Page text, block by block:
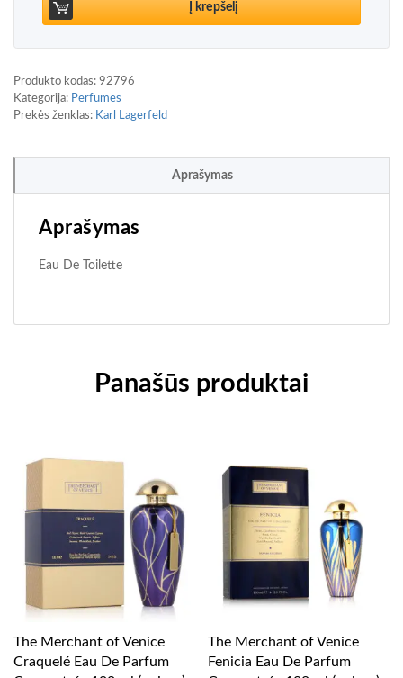
Į krepšelį
Produkto kodas: 92796
Kategorija: Perfumes
Prekės ženklas: Karl Lagerfeld
Aprašymas
Aprašymas
Eau De Toilette
Panašūs produktai
The Merchant of Venice
Craquelé Eau De Parfum
The Merchant of Venice
Fenicia Eau De Parfum